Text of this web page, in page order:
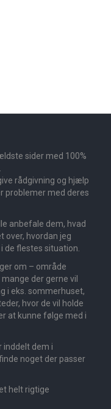
sider med 100%
rådgivning og hjælp
problemer med deres
anbefale dem, hvad
over, hvordan jeg
de flestes situation.
om – område
der gerne vil
i eks. sommerhuset,
hvor de vil holde
at kunne følge med i
inddelt dem i
noget der passer
helt rigtige